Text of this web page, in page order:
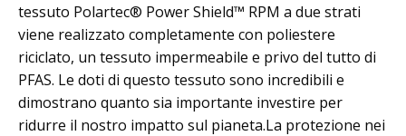
tessuto Polartec® Power Shield™ RPM a due strati
viene realizzato completamente con poliestere
riciclato, un tessuto impermeabile e privo del tutto di
PFAS. Le doti di questo tessuto sono incredibili e
dimostrano quanto sia importante investire per
ridurre il nostro impatto sul pianeta.La protezione nei